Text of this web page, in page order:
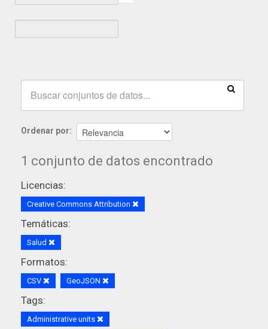
Ordenar por
1 conjunto de datos encontrado
Licencias:
Creative Commons Attribution
Temáticas:
Salud
Formatos:
CSV GeoJSON
Tags:
Administrative units